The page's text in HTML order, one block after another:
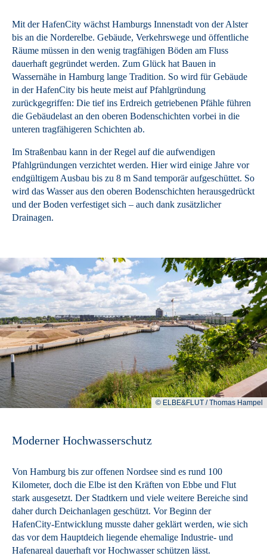
Mit der HafenCity wächst Hamburgs Innenstadt von der Alster
bis an die Norderelbe. Gebäude, Verkehrswege und öffentliche
Räume müssen in den wenig tragfähigen Böden am Fluss
dauerhaft gegründet werden. Zum Glück hat Bauen in
Wassernähe in Hamburg lange Tradition. So wird für Gebäude
in der HafenCity bis heute meist auf Pfahlgründung
zurückgegriffen: Die tief ins Erdreich getriebenen Pfähle führen
die Gebäudelast an den oberen Bodenschichten vorbei in die
unteren tragfähigeren Schichten ab.
Im Straßenbau kann in der Regel auf die aufwendigen
Pfahlgründungen verzichtet werden. Hier wird einige Jahre vor
endgültigem Ausbau bis zu 8 m Sand temporär aufgeschüttet. So
wird das Wasser aus den oberen Bodenschichten herausgedrückt
und der Boden verfestiget sich – auch dank zusätzlicher
Drainagen.
© ELBE&FLUT / Thomas Hampel
Moderner Hochwasserschutz
Von Hamburg bis zur offenen Nordsee sind es rund 100
Kilometer, doch die Elbe ist den Kräften von Ebbe und Flut
stark ausgesetzt. Der Stadtkern und viele weitere Bereiche sind
daher durch Deichanlagen geschützt. Vor Beginn der
HafenCity-Entwicklung musste daher geklärt werden, wie sich
das vor dem Hauptdeich liegende ehemalige Industrie- und
Hafenareal dauerhaft vor Hochwasser schützen lässt.